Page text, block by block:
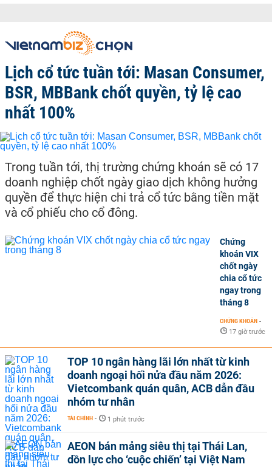
Lịch cổ tức tuần tới: Masan Consumer,
BSR, MBBank chốt quyền, tỷ lệ cao
nhất 100%
Trong tuần tới, thị trường chứng khoán sẽ có 17
doanh nghiệp chốt ngày giao dịch không hưởng
quyền để thực hiện chi trả cổ tức bằng tiền mặt
và cổ phiếu cho cổ đông.
Chứng
khoán VIX
chốt ngày
chia cổ tức
ngay trong
tháng 8
CHỨNG KHOÁN -
17 giờ trước
TOP 10 ngân hàng lãi lớn nhất từ kinh
doanh ngoại hối nửa đầu năm 2026:
Vietcombank quán quân, ACB dẫn đầu
nhóm tư nhân
TÀI CHÍNH - 1 phút trước
AEON bán mảng siêu thị tại Thái Lan,
dồn lực cho ‘cuộc chiến’ tại Việt Nam